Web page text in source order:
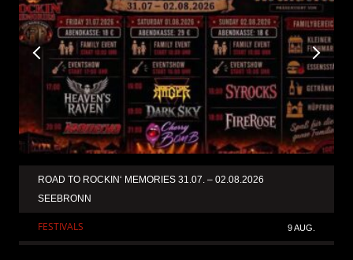
ROAD TO ROCKIN‘ MEMORIES 31.07. – 02.08.2026
SEEBRONN
FESTIVALS 9 AUG.